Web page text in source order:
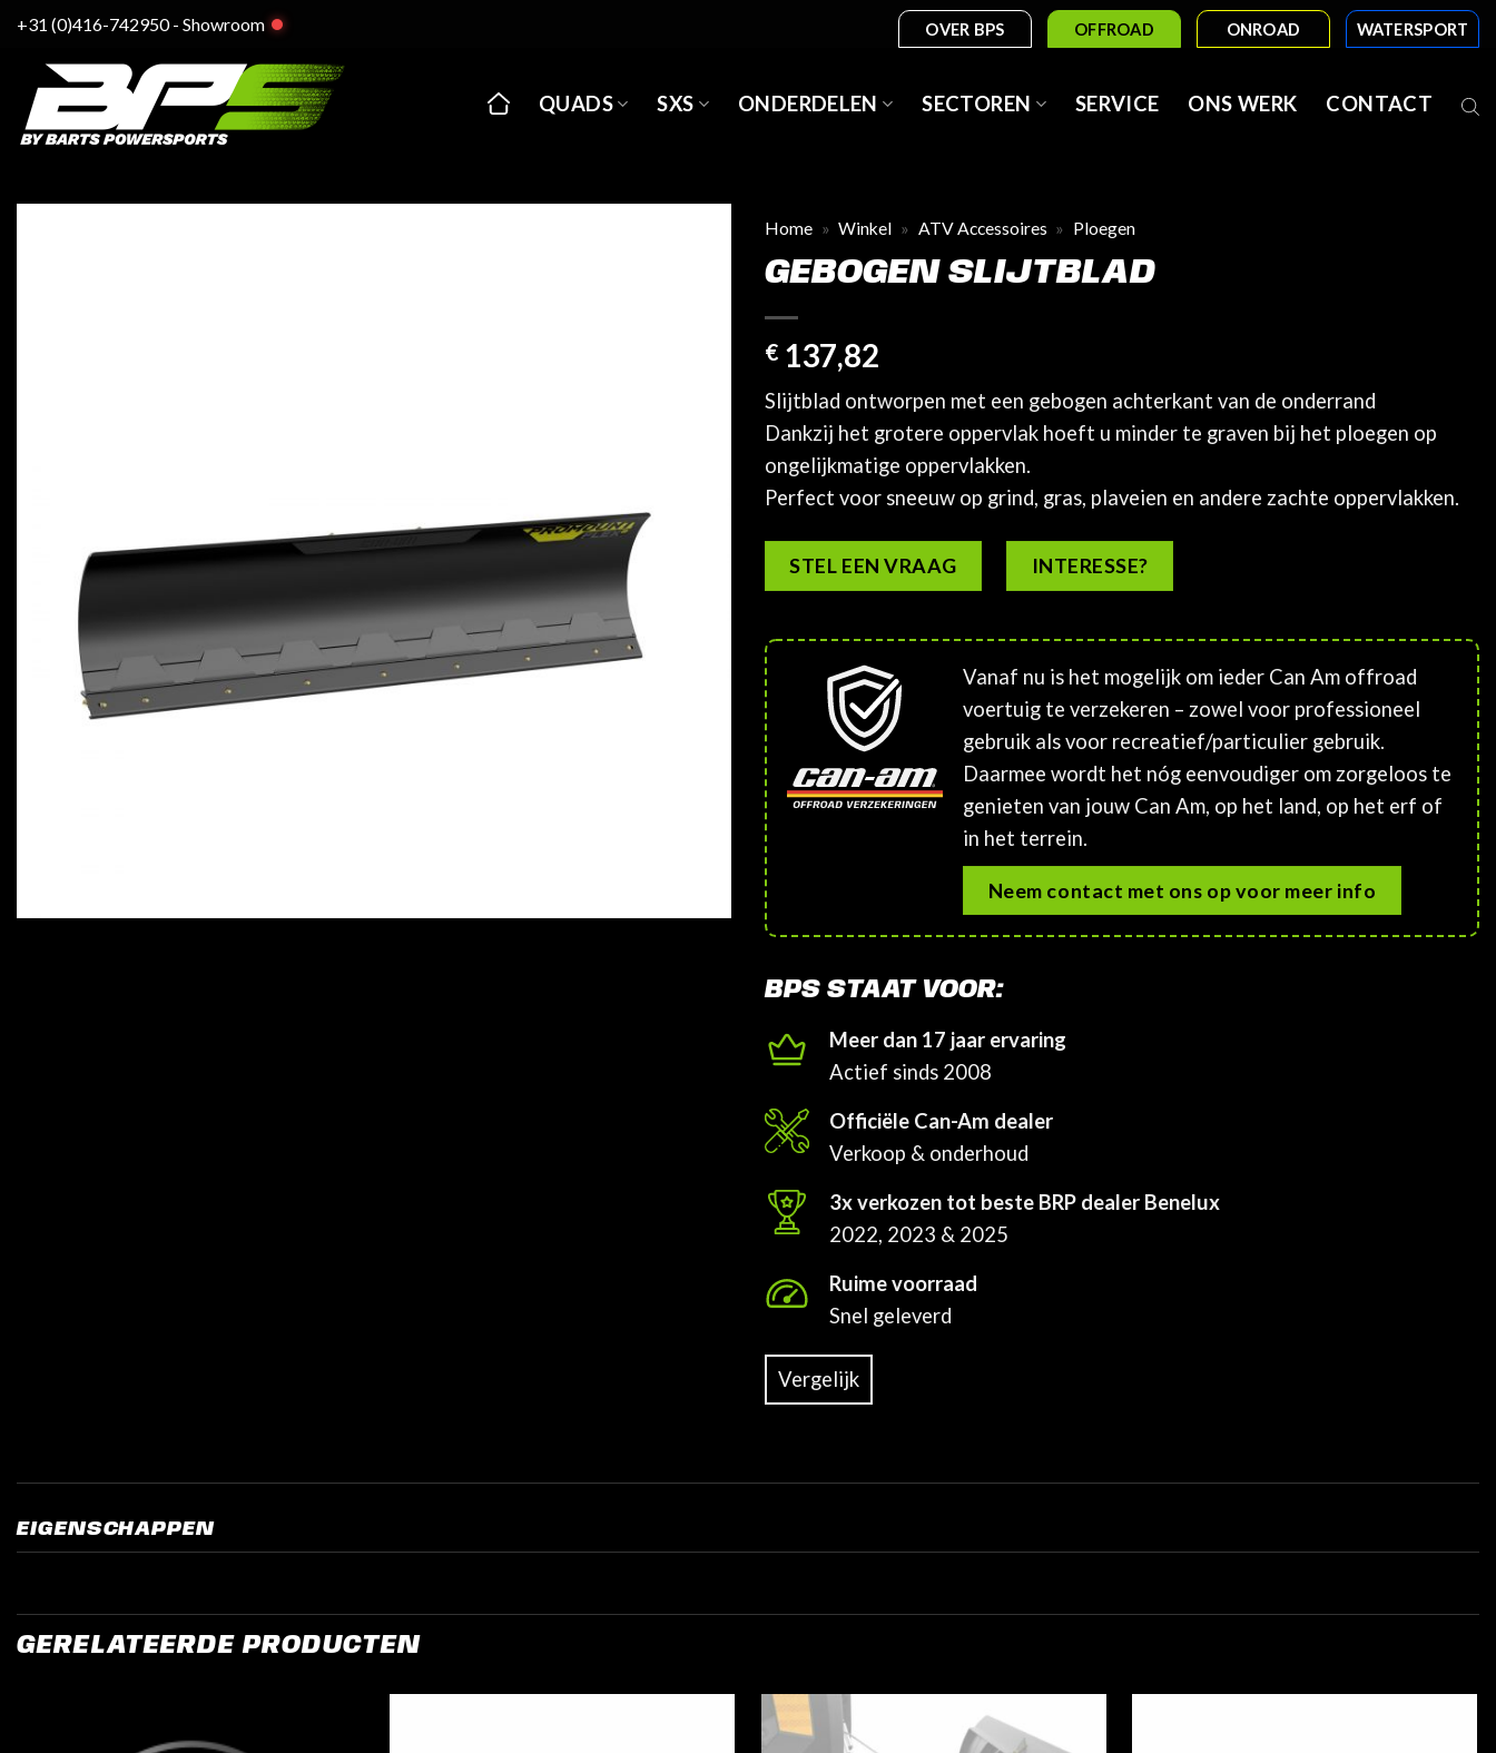
inhoud
+31 (0)416-742950- Showroom OVER BPS OFFROAD ONROAD WATERSPORT
QUADS SXS ONDERDELEN SECTOREN SERVICE ONS WERK CONTACT
Home » Winkel » ATV Accessoires » Ploegen
GEBOGEN SLIJTBLAD
€ 137,82
Slijtblad ontworpen met een gebogen achterkant van de onderrand
Dankzij het grotere oppervlak hoeft u minder te graven bij het ploegen op
ongelijkmatige oppervlakken.
Perfect voor sneeuw op grind, gras, plaveien en andere zachte oppervlakken.
STEL EEN VRAAG INTERESSE?
Vanaf nu is het mogelijk om ieder Can Am offroad
voertuig te verzekeren – zowel voor professioneel
gebruik als voor recreatief/particulier gebruik.
Daarmee wordt het nóg eenvoudiger om zorgeloos te
genieten van jouw Can Am, op het land, op het erf of
in het terrein.
Neem contact met ons op voor meer info
BPS STAAT VOOR:
Meer dan 17 jaar ervaring
Actief sinds 2008
Officiële Can-Am dealer
Verkoop & onderhoud
3x verkozen tot beste BRP dealer Benelux
2022, 2023 & 2025
Ruime voorraad
Snel geleverd
Vergelijk
EIGENSCHAPPEN
GERELATEERDE PRODUCTEN